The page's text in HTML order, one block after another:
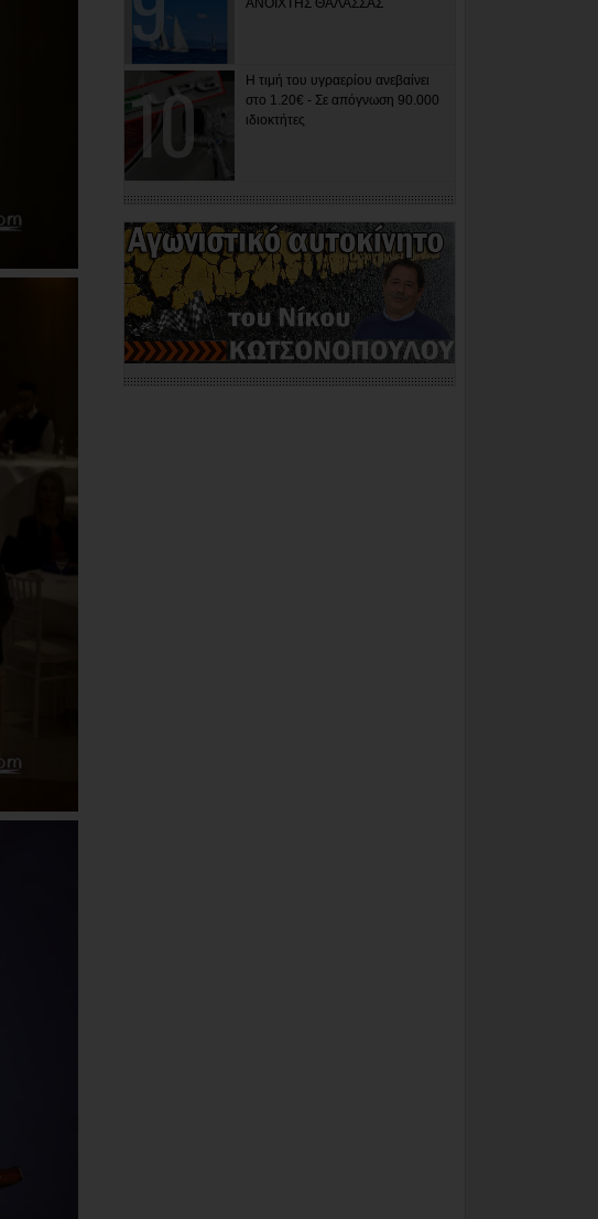
ΑΝΟΙΧΤΗΣ ΘΑΛΑΣΣΑΣ
Η τιμή του υγραερίου ανεβαίνει
στο 1.20€ - Σε απόγνωση 90.000
ιδιοκτήτες